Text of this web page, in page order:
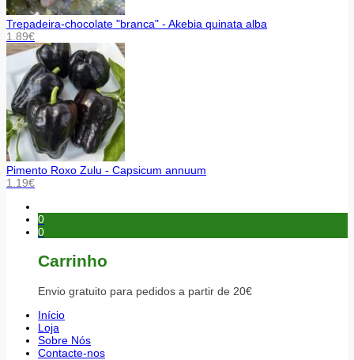
Trepadeira-chocolate "branca" - Akebia quinata alba
1.89€
Pimento Roxo Zulu - Capsicum annuum
1.19€
0
0
Carrinho
Envio gratuito para pedidos a partir de 20€
Início
Loja
Sobre Nós
Contacte-nos